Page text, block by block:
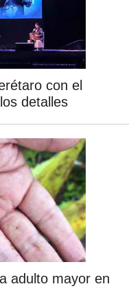
con el
detalles
adulto mayor en